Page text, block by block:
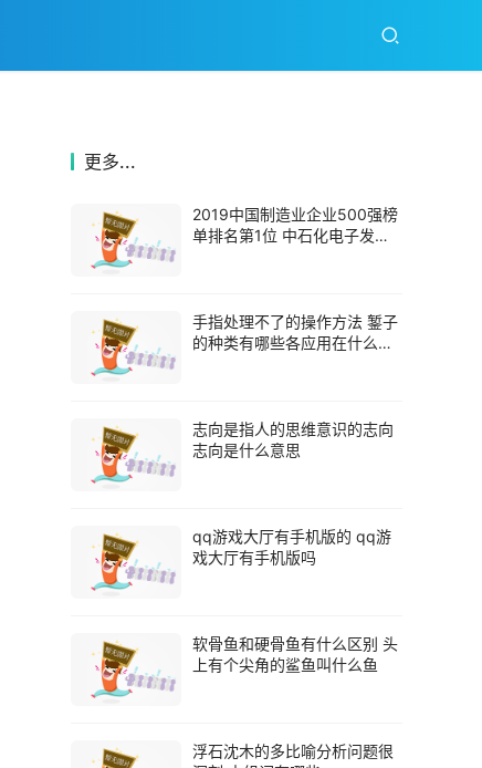
更多...
2019中国制造业企业500强榜
单排名第1位 中石化电子发票
手指处理不了的操作方法 錾子
的种类有哪些各应用在什么场
志向是指人的思维意识的志向
志向是什么意思
qq游戏大厅有手机版的 qq游
戏大厅有手机版吗
软骨鱼和硬骨鱼有什么区别 头
上有个尖角的鲨鱼叫什么鱼
浮石沈木的多比喻分析问题很